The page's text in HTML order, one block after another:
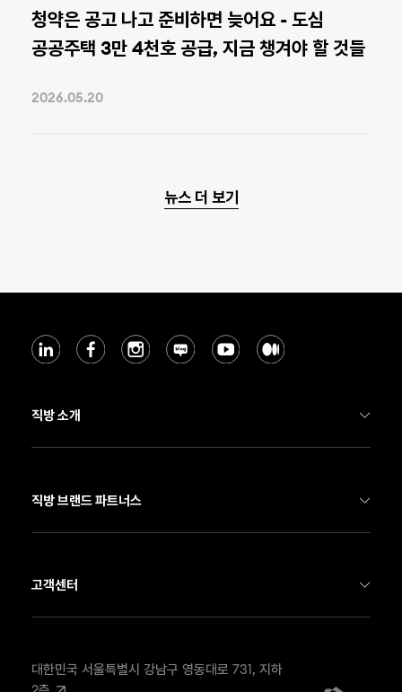
청약은 공고 나고 준비하면 늦어요 - 도심
공공주택 3만 4천호 공급, 지금 챙겨야 할 것들
2026.05.20
뉴스 더 보기
직방 소개
직방 부동산 서비스
직방 스마트홈
Soma
뉴스룸
채용
직방 브랜드 파트너스
호갱노노
네모
온하우스
우주
고객센터
EMAIL contact@zigbang.com
대한민국 서울특별시 강남구 영동대로 731, 지하